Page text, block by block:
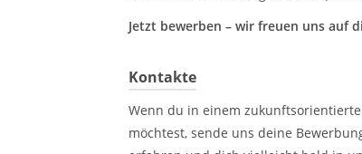
Jetzt bewerben – wir freuen uns auf
Kontakte
Wenn du in einem
möchtest, sende uns deine